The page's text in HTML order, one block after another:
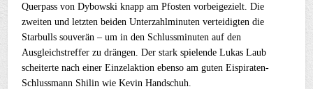
Querpass von Dybowski knapp am Pfosten vorbeigezielt. Die
zweiten und letzten beiden Unterzahlminuten verteidigten die
Starbulls souverän – um in den Schlussminuten auf den
Ausgleichstreffer zu drängen. Der stark spielende Lukas Laub
scheiterte nach einer Einzelaktion ebenso am guten Eispiraten-
Schlussmann Shilin wie Kevin Handschuh.